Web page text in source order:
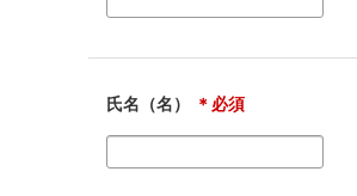
氏名（名） ＊必須